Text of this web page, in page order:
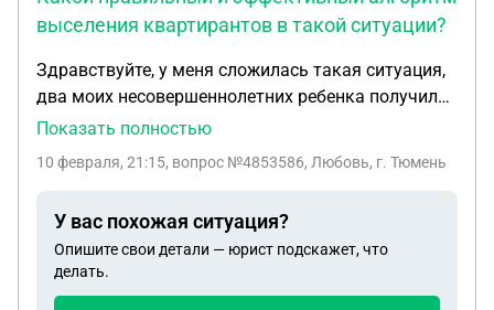
выселения квартирантов в такой ситуации?
Здравствуйте, у меня сложилась такая ситуация,
два моих несовершеннолетних ребенка получили
квартиру в наследство после смерти отца, у
5/8, по истечении некоторого времени она
квартира сдается в аренда уже длительное время.
Установить личности проживающих в квартире не
удалось . Сотрудники полиции бездействуют, а
Показать полностью
10 февраля, 21:15, вопрос №4853586, Любовь, г. Тюмень
У вас похожая ситуация?
Опишите свои детали — юрист подскажет, что
делать.